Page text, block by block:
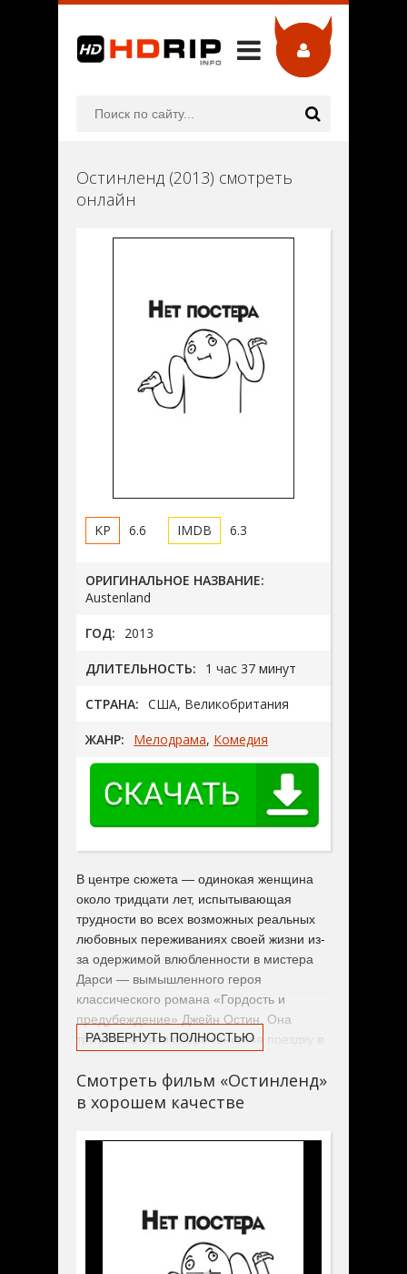
Остинленд (2013) смотреть
онлайн
6.6 6.3
ОРИГИНАЛЬНОЕ НАЗВАНИЕ:
Austenland
ГОД: 2013
ДЛИТЕЛЬНОСТЬ: 1 час 37 минут
СТРАНА: США, Великобритания
ЖАНР: Мелодрама, Комедия
В центре сюжета — одинокая женщина
около тридцати лет, испытывающая
трудности во всех возможных реальных
любовных переживаниях своей жизни из-
за одержимой влюбленности в мистера
Дарси — вымышленного героя
классического романа «Гордость и
предубеждение» Джейн Остин. Она
тратит все свои сбережения на поездку в
фантазий.
РАЗВЕРНУТЬ ПОЛНОСТЬЮ
Смотреть фильм «Остинленд»
в хорошем качестве